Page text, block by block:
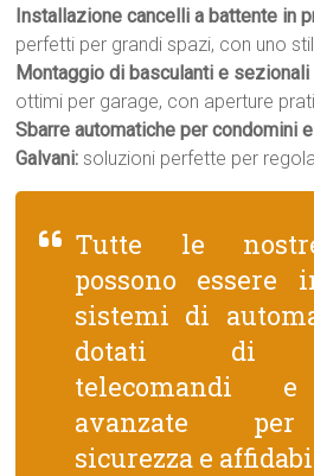
Installazione cancelli a battente in
perfetti per grandi spazi, con uno
Montaggio di basculanti e sezionali
ottimi per garage, con aperture
Sbarre automatiche per condomini
Galvani: soluzioni perfette per
Tutte le
possono essere
sistemi di
dotati di
telecomandi e
avanzate
sicurezza e